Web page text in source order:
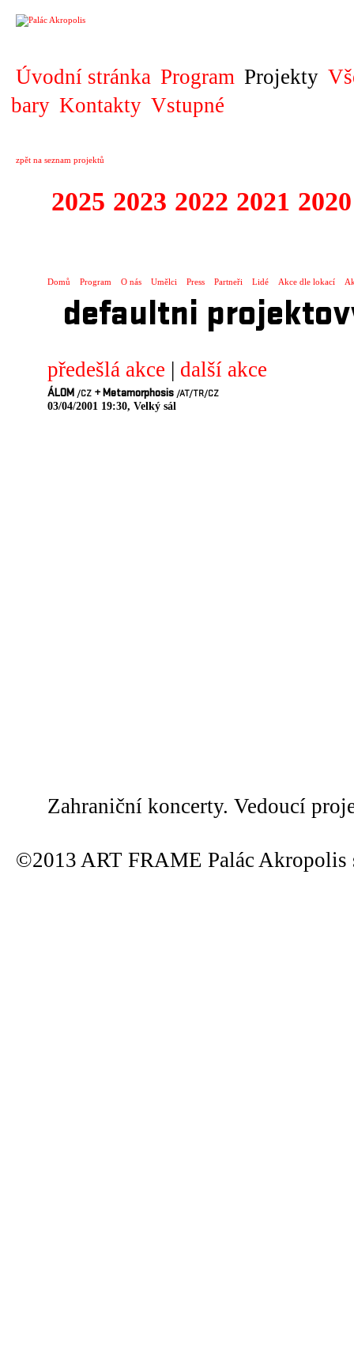
Úvodní stránka Program Projekty
bary Kontakty Vstupné
zpět na seznam projektů
2025 2023 2022 2021 2020
Domů Program O nás Umělci Press Partneři Lidé Akce dle lokací
defaultni
předešlá akce | další akce
ÁLOM /CZ +Metamorphosis /AT/TR/CZ
03/04/2001 19:30, Velký sál
Zahraniční koncerty. Vedoucí
©2013 ART FRAME Palác Akropolis